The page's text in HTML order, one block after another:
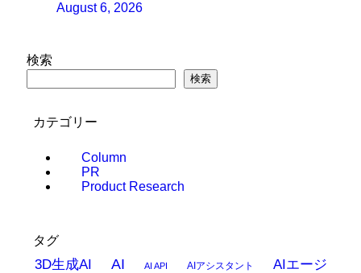
August 6, 2026
検索
検索
カテゴリー
Column
PR
Product Research
タグ
3D生成AI AI AI API AIアシスタント
AIエージ